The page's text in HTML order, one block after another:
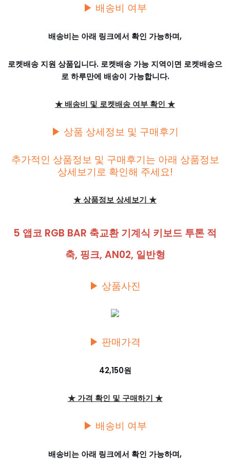
▶ 배송비 여부
배송비는 아래 링크에서 확인 가능하며,
로켓배송 지원 상품입니다. 로켓배송 가능 지역이면 로켓배송으
로 하루만에 배송이 가능합니다.
★ 배송비 및 로켓배송 여부 확인 ★
▶ 상품 상세정보 및 구매후기
추가적인 상품정보 및 구매후기는 아래 상품정보
상세보기로 확인해 주세요!
★ 상품정보 상세보기 ★
5 앱코 RGB BAR 축교환 기계식 키보드 투톤 적
축, 핑크, AN02, 일반형
▶ 상품사진
▶ 판매가격
42,150원
★ 가격 확인 및 구매하기 ★
▶ 배송비 여부
배송비는 아래 링크에서 확인 가능하며,